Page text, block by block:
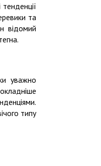
та
відомий
уважно
типу